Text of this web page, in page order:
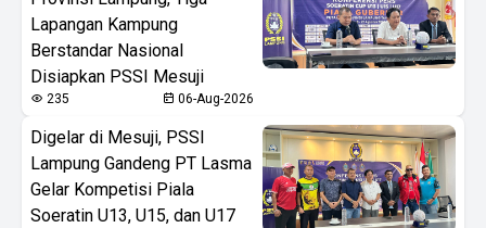
Lapangan Kampung
Berstandar Nasional
Disiapkan PSSI Mesuji
235 06-Aug-2026
Digelar di Mesuji, PSSI
Lampung Gandeng PT Lasma
Gelar Kompetisi Piala
Soeratin U13, U15, dan U17